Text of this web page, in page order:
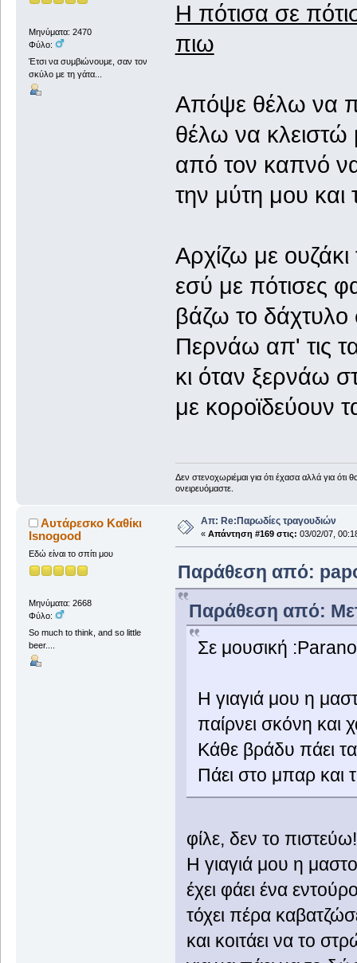
Μηνύματα: 2470
Φύλο:
Έτσι να συμβιώνουμε, σαν τον
σκύλο με τη γάτα...
Η πότισα σε
πιω
Απόψε θέλω να
θέλω να κλειστώ
από τον καπνό
την μύτη μου
Αρχίζω με ουζάκι
εσύ με πότισες
βάζω το δάχτυλο
Περνάω απ' τις
κι όταν ξερνάω
με κοροϊδεύουν
Δεν στενοχωριέμαι για ότι έχασα αλλά για
ονειρευόμαστε.
Αυτάρεσκο Καθίκι
Isnogood
Εδώ είναι το σπίτι μου
Μηνύματα: 2668
Φύλο:
So much to think, and so little
beer....
Απ: Re:Παρωδίες τραγουδιών
« Απάντηση #169 στις: 03/02/07,
Παράθεση από:
Παράθεση από:
Σε μουσική
Η γιαγιά μου η
παίρνει σκόνη και
Κάθε βράδυ πάει
Πάει στο μπαρ και
φίλε, δεν το
Η γιαγιά μου η
έχει φάει ένα
τόχει πέρα
και κοιτάει να το